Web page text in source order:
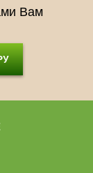
Вам